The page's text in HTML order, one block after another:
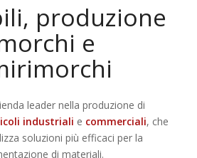
produzione
e
leader nella produzione di
industriali e commerciali, che
soluzioni più efficaci per la
di materiali.